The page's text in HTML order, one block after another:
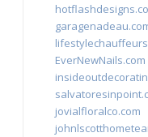
EverNewNails.com
jovialfloralco.com